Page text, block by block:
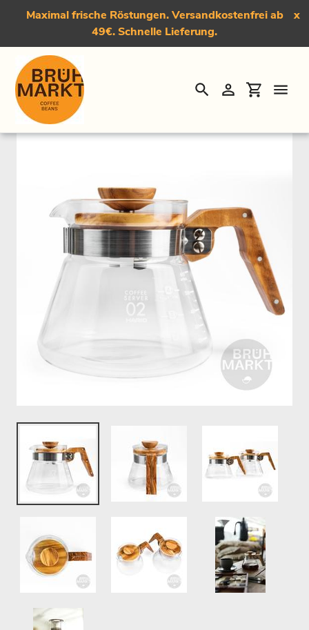
Direkt
Maximal frische Röstungen. Versandkostenfrei ab
49€. Schnelle Lieferung.
x
SuchenEinloggen
Startseite › Coffee Server